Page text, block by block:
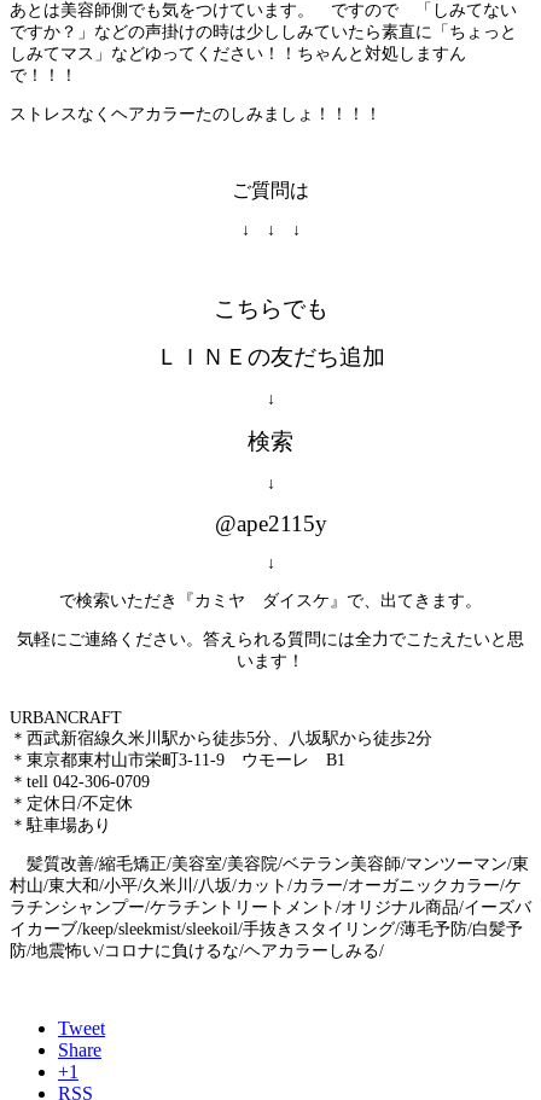
あとは美容師側でも気をつけています。 ですので 「しみてない
ですか？」などの声掛けの時は少ししみていたら素直に「ちょっと
しみてマス」などゆってください！！ちゃんと対処しますん
で！！！
ストレスなくヘアカラーたのしみましょ！！！！
ご質問は
↓ ↓ ↓
こちらでも
ＬＩＮＥの友だち追加
↓
検索
↓
@ape2115y
↓
で検索いただき『カミヤ ダイスケ』で、出てきます。
気軽にご連絡ください。答えられる質問には全力でこたえたいと思
います！
＊西武新宿線久米川駅から徒歩5分、八坂駅から徒歩2分
＊東京都東村山市栄町3-11-9 ウモーレ B1
＊tell 042-306-0709
＊定休日/不定休
＊駐車場あり
髪質改善/縮毛矯正/美容室/美容院/ベテラン美容師/マンツーマン/東
村山/東大和/小平/久米川/八坂/カット/カラー/オーガニックカラー/ケ
ラチンシャンプー/ケラチントリートメント/オリジナル商品/イーズバ
イカーブ/keep/sleekmist/sleekoil/手抜きスタイリング/薄毛予防/白髪予
防/地震怖い/コロナに負けるな/ヘアカラーしみる/
Tweet
Share
+1
RSS